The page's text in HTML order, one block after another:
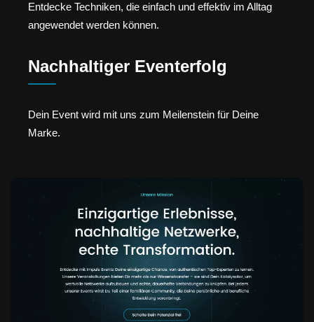
Entdecke Techniken, die einfach und effektiv im Alltag
angewendet werden können.
Nachhaltiger Eventerfolg
Dein Event wird mit uns zum Meilenstein für Deine
Marke.